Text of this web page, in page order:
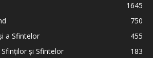
1645
750
a Sfintelor
455
și Sfintelor
183